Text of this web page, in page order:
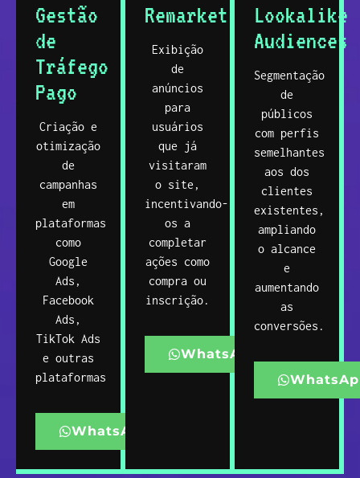
Gestão
de
Tráfego
Pago
Criação e
otimização
de
campanhas
em
plataformas
como
Google
Ads,
Facebook
Ads,
TikTok Ads
e outras
plataformas
WhatsApp
Remarketing
Exibição
de
anúncios
para
usuários
que já
visitaram
o site,
incentivando-
os a
completar
ações como
compra ou
inscrição.
WhatsApp
Lookalike
Audiences
Segmentação
de
públicos
com perfis
semelhantes
aos dos
clientes
existentes,
ampliando
o alcance
e
aumentando
as
conversões.